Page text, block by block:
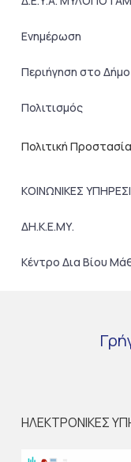
Ενημέρωση
Περιήγηση στο Δήμο
Πολιτισμός
Πολιτική Προστασία
ΚΟΙΝΩΝΙΚΕΣ
ΔΗ.Κ.Ε.ΜΥ.
Κέντρο Δια Βίου
ΗΛΕΚΤΡΟΝΙΚΕΣ